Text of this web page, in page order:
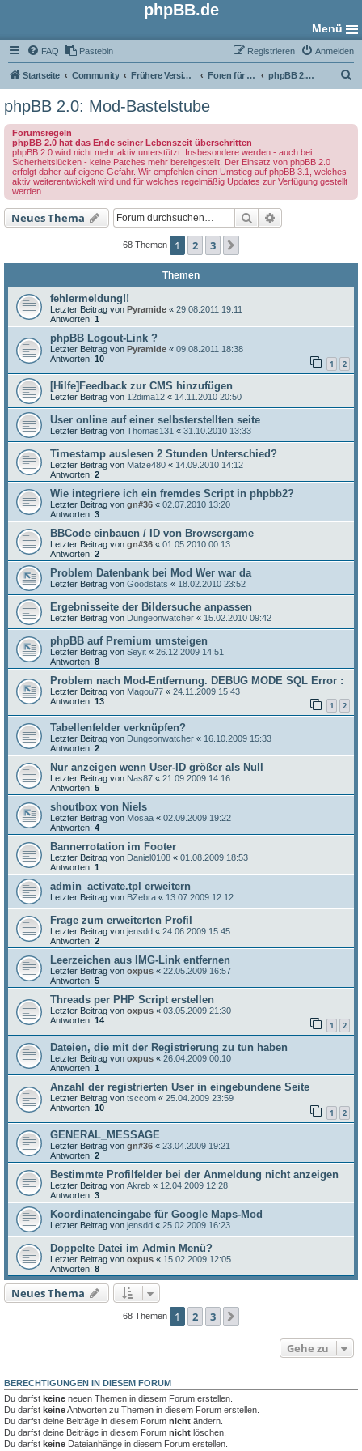
phpBB.de
Menü
FAQ Pastebin Anmelden
Registrieren
Startseite Community Frühere Versionen Foren für phpBB 2.0 phpBB 2.0: Mod-Bastelstube
phpBB 2.0: Mod-Bastelstube
Forumsregeln
phpBB 2.0 hat das Ende seiner Lebenszeit überschritten
phpBB 2.0 wird nicht mehr aktiv unterstützt. Insbesondere werden - auch bei
Sicherheitslücken - keine Patches mehr bereitgestellt. Der Einsatz von phpBB 2.0
erfolgt daher auf eigene Gefahr. Wir empfehlen einen Umstieg auf phpBB 3.1, welches
aktiv weiterentwickelt wird und für welches regelmäßig Updates zur Verfügung gestellt
werden.
Neues Thema Suche
68 Themen 1 2 3
Themen
fehlermeldung!!
Letzter Beitrag von Pyramide « 29.08.2011 19:11
Antworten: 1
phpBB Logout-Link ?
Letzter Beitrag von Pyramide « 09.08.2011 18:38
Antworten: 10 1 2
[Hilfe]Feedback zur CMS hinzufügen
Letzter Beitrag von 12dima12 « 14.11.2010 20:50
User online auf einer selbsterstellten seite
Letzter Beitrag von Thomas131 « 31.10.2010 13:33
Timestamp auslesen 2 Stunden Unterschied?
Letzter Beitrag von Matze480 « 14.09.2010 14:12
Antworten: 2
Wie integriere ich ein fremdes Script in phpbb2?
Letzter Beitrag von gn#36 « 02.07.2010 13:20
Antworten: 3
BBCode einbauen / ID von Browsergame
Letzter Beitrag von gn#36 « 01.05.2010 00:13
Antworten: 2
Problem Datenbank bei Mod Wer war da
Letzter Beitrag von Goodstats « 18.02.2010 23:52
Ergebnisseite der Bildersuche anpassen
Letzter Beitrag von Dungeonwatcher « 15.02.2010 09:42
phpBB auf Premium umsteigen
Letzter Beitrag von Seyit « 26.12.2009 14:51
Antworten: 8
Problem nach Mod-Entfernung. DEBUG MODE SQL Error :
Letzter Beitrag von Magou77 « 24.11.2009 15:43
Antworten: 13 1 2
Tabellenfelder verknüpfen?
Letzter Beitrag von Dungeonwatcher « 16.10.2009 15:33
Antworten: 2
Nur anzeigen wenn User-ID größer als Null
Letzter Beitrag von Nas87 « 21.09.2009 14:16
Antworten: 5
shoutbox von Niels
Letzter Beitrag von Mosaa « 02.09.2009 19:22
Antworten: 4
Bannerrotation im Footer
Letzter Beitrag von Daniel0108 « 01.08.2009 18:53
Antworten: 1
admin_activate.tpl erweitern
Letzter Beitrag von BZebra « 13.07.2009 12:12
Frage zum erweiterten Profil
Letzter Beitrag von jensdd « 24.06.2009 15:45
Antworten: 2
Leerzeichen aus IMG-Link entfernen
Letzter Beitrag von oxpus « 22.05.2009 16:57
Antworten: 5
Threads per PHP Script erstellen
Letzter Beitrag von oxpus « 03.05.2009 21:30
Antworten: 14 1 2
Dateien, die mit der Registrierung zu tun haben
Letzter Beitrag von oxpus « 26.04.2009 00:10
Antworten: 1
Anzahl der registrierten User in eingebundene Seite
Letzter Beitrag von tsccom « 25.04.2009 23:59
Antworten: 10 1 2
GENERAL_MESSAGE
Letzter Beitrag von gn#36 « 23.04.2009 19:21
Antworten: 2
Bestimmte Profilfelder bei der Anmeldung nicht anzeigen
Letzter Beitrag von Akreb « 12.04.2009 12:28
Antworten: 3
Koordinateneingabe für Google Maps-Mod
Letzter Beitrag von jensdd « 25.02.2009 16:23
Doppelte Datei im Admin Menü?
Letzter Beitrag von oxpus « 15.02.2009 12:05
Antworten: 8
Neues Thema
68 Themen 1 2 3
Gehe zu
BERECHTIGUNGEN IN DIESEM FORUM
Du darfst keine neuen Themen in diesem Forum erstellen.
Du darfst keineAntworten zu Themen in diesem Forum erstellen.
Du darfst deine Beiträge in diesem Forum nicht ändern.
Du darfst deine Beiträge in diesem Forum nicht löschen.
Du darfst keine Dateianhänge in diesem Forum erstellen.